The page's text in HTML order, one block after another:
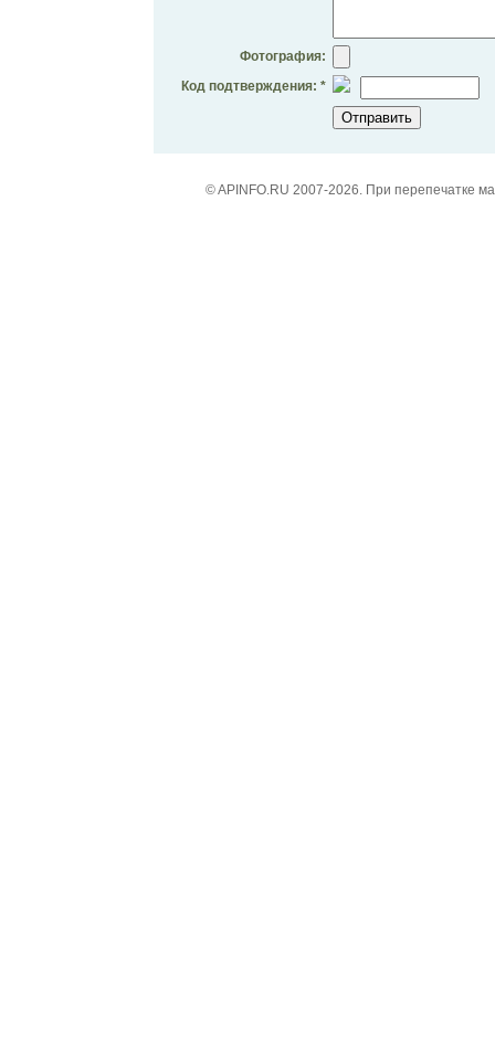
Фотография:
Код подтверждения: *
© APINFO.RU 2007-2026. При перепечатке